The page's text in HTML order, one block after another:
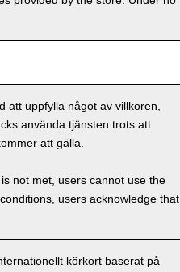
att uppfylla något av villkoren,
använda tjänsten trots att
att gälla.
not met, users cannot use the
users acknowledge that
körkort baserat på